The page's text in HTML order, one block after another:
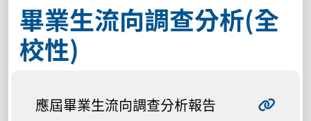
畢業生流向調查分析(全
校性)
應屆畢業生流向調查分析報告